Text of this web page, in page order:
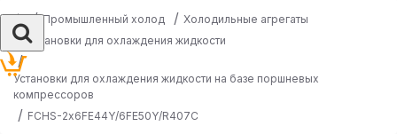
Промышленный холод
Холодильные агрегаты
Установки для охлаждения жидкости
Установки для охлаждения жидкости на базе поршневых
компрессоров
FCHS-2х6FE44Y/6FE50Y/R407C